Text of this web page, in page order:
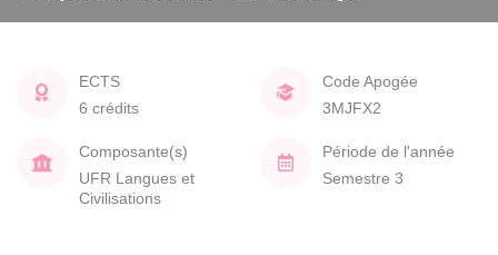
ECTS
6 crédits
Code Apogée
3MJFX2
Composante(s)
UFR Langues et
Civilisations
Période de l'année
Semestre 3